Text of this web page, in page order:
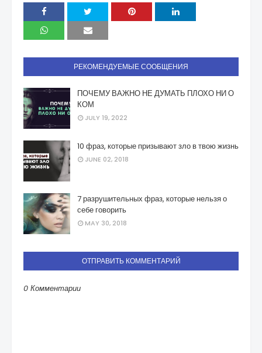
РЕКОМЕНДУЕМЫЕ СООБЩЕНИЯ
ПОЧЕМУ ВАЖНО НЕ ДУМАТЬ ПЛОХО НИ О
КОМ
JULY 19, 2022
10 фраз, которые призывают зло в твою жизнь
JUNE 02, 2018
7 разрушительных фраз, которые нельзя о
себе говорить
MAY 30, 2018
ОТПРАВИТЬ КОММЕНТАРИЙ
0 Комментарии